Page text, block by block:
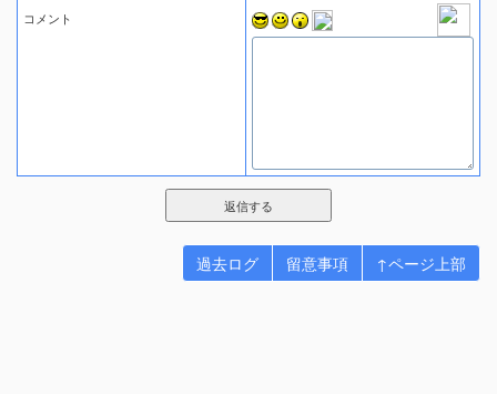
コメント
過去ログ 留意事項 ↑ページ上部